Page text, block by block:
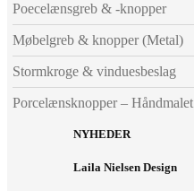
Poecelænsgreb & -knopper
Møbelgreb & knopper (Metal)
Stormkroge & vinduesbeslag
Porcelænsknopper – Håndmalet
NYHEDER
Laila Nielsen Design